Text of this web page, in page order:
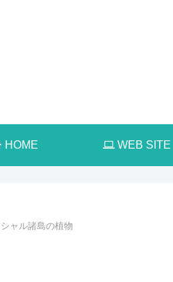
HOME WEB SITE
ャル諸島の植物